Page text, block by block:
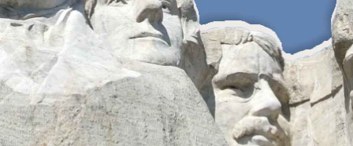
جورج واشنگتن
جان ادمز
جان کوینسی ادمز
مارتین وان بورن